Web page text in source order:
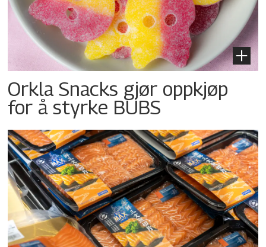
Orkla Snacks gjør oppkjøp
for å styrke BUBS